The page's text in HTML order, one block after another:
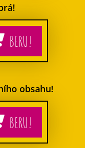
obsahu!